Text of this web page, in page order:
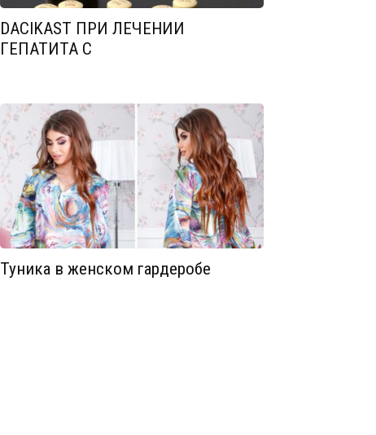
DACIKAST ПРИ ЛЕЧЕНИИ
ГЕПАТИТА С
Туника в женском гардеробе